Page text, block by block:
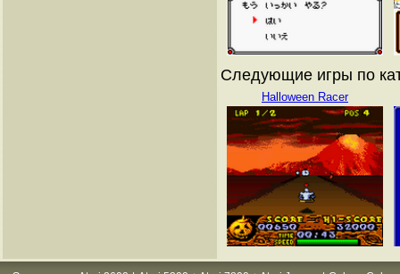
Следующие игры по
Halloween Racer